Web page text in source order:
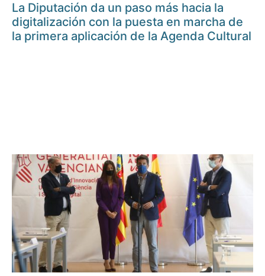
La Diputación da un paso más hacia la
digitalización con la puesta en marcha de
la primera aplicación de la Agenda Cultural